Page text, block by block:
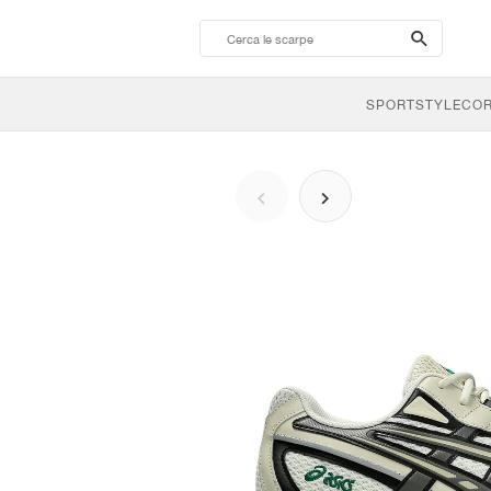
search-
btn
SPORTSTYLE